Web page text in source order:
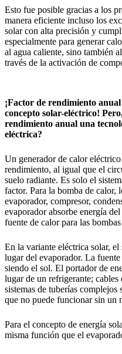
Esto fue posible gracias a los
manera eficiente incluso los
solar con alta precisión y
especialmente para generar
al agua caliente, sino también
través de la activación de
¡Factor de rendimiento
concepto solar-eléctrico!
rendimiento anual una
eléctrica?
Un generador de calor
rendimiento, al igual que el
suelo radiante. Es solo el
factor. Para la bomba de calor,
evaporador, compresor,
evaporador absorbe energía
fuente de calor para las
En la variante eléctrica solar,
lugar del evaporador. La
siendo el sol. El portador de
lugar de un refrigerante;
sistemas de tuberías
que no puede funcionar sin un
Para el concepto de energía
misma función que el